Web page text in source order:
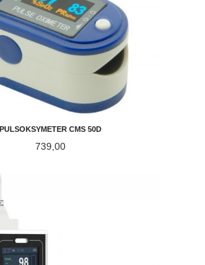
PULSOKSYMETER CMS 50D
Pris
739,00